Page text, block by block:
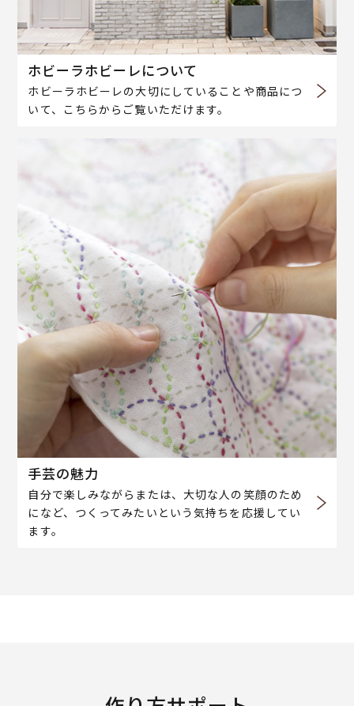
ホビーラホビーレについて
ホビーラホビーレの大切にしていることや商品につ
いて、こちらからご覧いただけます。
手芸の魅力
自分で楽しみながらまたは、大切な人の笑顔のため
になど、つくってみたいという気持ちを応援してい
ます。